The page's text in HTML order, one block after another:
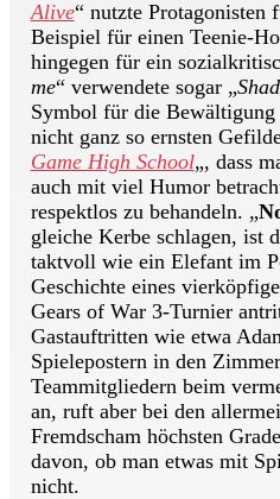
Alive“ nutzte Protagonisten
Beispiel für einen Teenie-
hingegen für ein
me“ verwendete sogar „
Symbol für die Bewältigung
nicht ganz so ernsten
Game High School„, dass
auch mit viel Humor
respektlos zu behandeln. „
gleiche Kerbe schlagen, ist
taktvoll wie ein Elefant im
Geschichte eines
Gears of War 3-Turnier
Gastauftritten wie etwa
Spielepostern in den
Teammitgliedern beim
an, ruft aber bei den
Fremdscham höchsten
davon, ob man etwas mit
nicht.